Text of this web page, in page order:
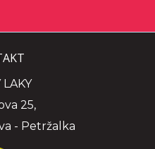
LAKY
25,
- Petržalka